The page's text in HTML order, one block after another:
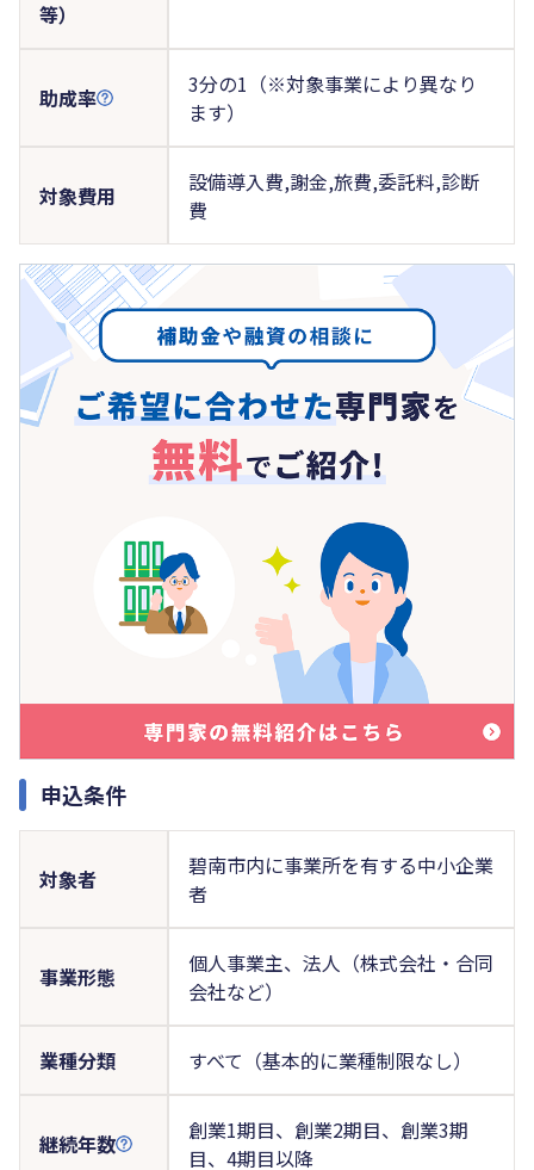
等）
助成率
3分の1（※対象事業により異なり
ます）
対象費用
設備導入費,謝金,旅費,委託料,診断
費
申込条件
対象者
碧南市内に事業所を有する中小企業
者
事業形態
個人事業主、法人（株式会社・合同
会社など）
業種分類 すべて（基本的に業種制限なし）
継続年数
創業1期目、創業2期目、創業3期
目、4期目以降